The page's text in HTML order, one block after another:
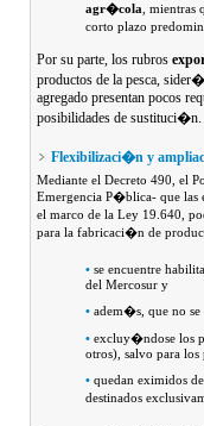
agr�cola ,
corto plazo
Por su parte, los rubros
productos de la pesca,
agregado presentan pocos
posibilidades de sustituci�n.
Flexibilizaci�n y
Mediante el Decreto 490, el
Emergencia P�blica- que las
el marco de la Ley 19.640,
para la fabricaci�n de
• se encuentre
del Mercosur y
• adem�s, que no
• excluy�ndose los
otros), salvo para los
• quedan eximidos
destinados